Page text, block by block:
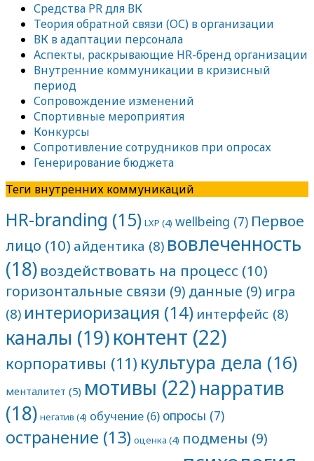
Средства PR для ВК
Теория обратной связи (ОС) в организации
ВК в адаптации персонала
Аспекты, раскрывающие HR-бренд организации
Внутренние коммуникации в кризисный
период
Сопровождение изменений
Спортивные мероприятия
Конкурсы
Сопротивление сотрудников при опросах
Генерирование бюджета
Теги внутренних коммуникаций
HR-branding (15) LXP (4) wellbeing (7) Первое
лицо (10) айдентика (8) вовлеченность
(18) воздействовать на процесс (10)
горизонтальные связи (9) данные (9) игра
(8) интериоризация (14) интерфейс (8)
каналы (19)контент (22)
корпоративы (11) культура дела (16)
менталитет (5) мотивы (22)нарратив
(18) негатив (4) обучение (6) опросы (7)
остранение (13) оценка (4) подмены (9)